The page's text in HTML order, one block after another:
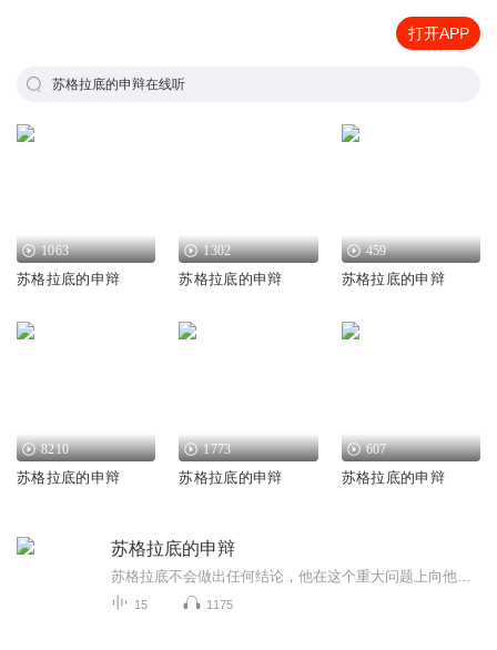
打开APP
苏格拉底的申辩在线听
1063
苏格拉底的申辩
1302
苏格拉底的申辩
459
苏格拉底的申辩
8210
苏格拉底的申辩
1773
苏格拉底的申辩
607
苏格拉底的申辩
苏格拉底的申辩
15 1175